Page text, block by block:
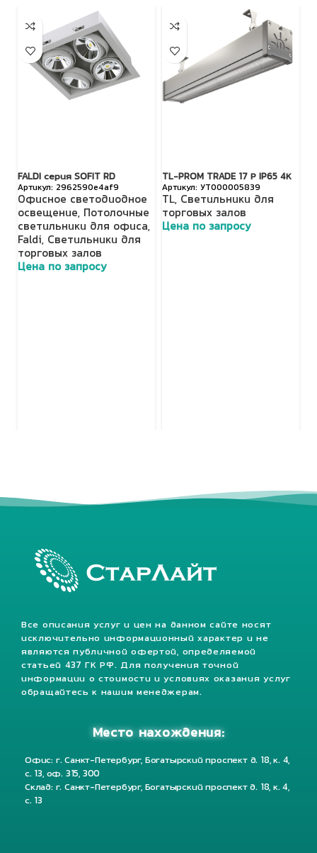
FALDI серия SOFIT RD
2962590e4af9
Офисное светодиодное
освещение, Потолочные
светильники для офиса,
Faldi, Светильники для
торговых залов
Цена по запросу
TL-PROM TRADE 17 Р IP65 4К
УТ000005839
TL, Светильники для
торговых залов
Цена по запросу
Все описания услуг и цен на данном сайте носят
исключительно информационный характер и не
являются публичной офертой, определяемой
статьей 437 ГК РФ. Для получения точной
информации о стоимости и условиях оказания услуг
обращайтесь к нашим менеджерам.
Место нахождения:
Офис: г. Санкт-Петербург, Богатырский проспект д. 18, к. 4,
с. 13, оф. 315, 300
Склад: г. Санкт-Петербург, Богатырский проспект д. 18, к. 4,
с. 13